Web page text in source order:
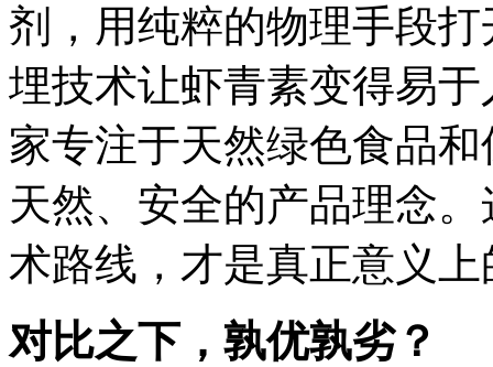
剂，用纯粹的物理手段
埋技术让虾青素变得易
家专注于天然绿色食品
天然、安全的产品理念
术路线，才是真正意义上
对比之下，孰优孰劣？